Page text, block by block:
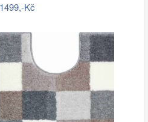
1499,-Kč